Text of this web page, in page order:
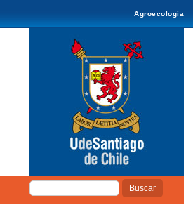
Agroecología
Formulario de
Buscar